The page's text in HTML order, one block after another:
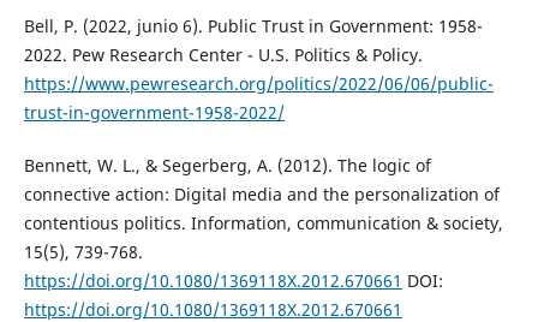
Bell, P. (2022, junio 6). Public Trust in Government: 1958-
2022. Pew Research Center - U.S. Politics & Policy.
https://www.pewresearch.org/politics/2022/06/06/public-
trust-in-government-1958-2022/
Bennett, W. L., & Segerberg, A. (2012). The logic of
connective action: Digital media and the personalization of
contentious politics. Information, communication & society,
15(5), 739-768.
https://doi.org/10.1080/1369118X.2012.670661 DOI:
https://doi.org/10.1080/1369118X.2012.670661